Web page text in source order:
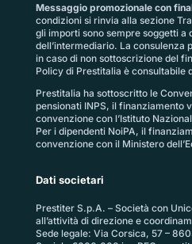
Messaggio promozionale con
condizioni si rinvia alla sezione
gli importi sono sempre soggetti
dell’intermediario. La consulenza
in caso di non sottoscrizione del
Policy di Prestitalia è consultabile
Prestitalia ha sottoscritto le
pensionati INPS, il finanziamento
convenzione con l’Istituto
Per i dipendenti NoiPA, il
convenzione con il Ministero
Dati societari
Prestiter S.p.A. – Società con
all’attività di direzione e
Sede legale: Via Corsica, 57 –